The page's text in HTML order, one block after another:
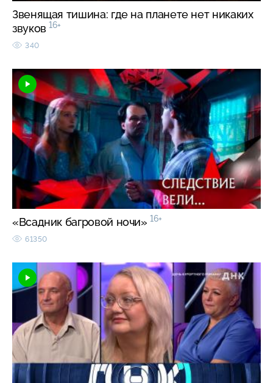
Звенящая тишина: где на планете нет никаких
звуков 16+
340
«Всадник багровой ночи» 16+
61350